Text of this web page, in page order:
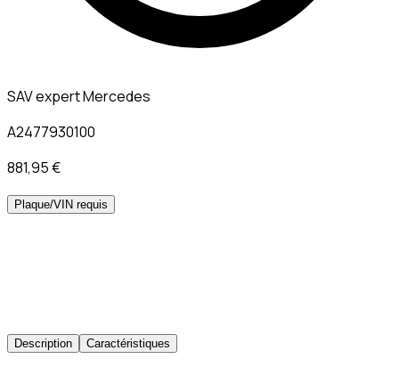
SAV expert Mercedes
A2477930100
881,95 €
Plaque/VIN requis
Description Caractéristiques